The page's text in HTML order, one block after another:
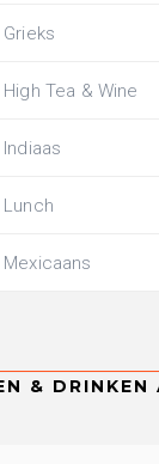
Grieks
High Tea & Wine
Indiaas
Lunch
Mexicaans